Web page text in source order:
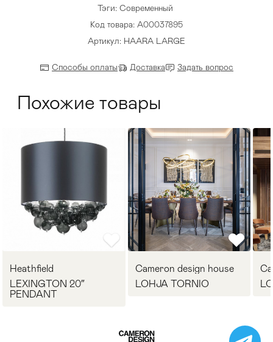
Тэги: Современный
Код товара: A00037895
Артикул: HAARA LARGE
Способы оплаты Доставка Задать вопрос
Похожие товары
Heathfield
LEXINGTON 20″
PENDANT
Cameron design house
LOHJA TORNIO